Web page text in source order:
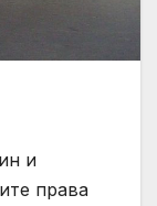
и
права